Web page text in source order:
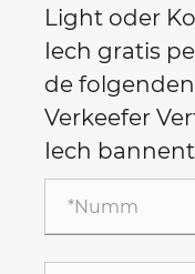
Light oder
Iech gratis
de
Verkeefer
Iech